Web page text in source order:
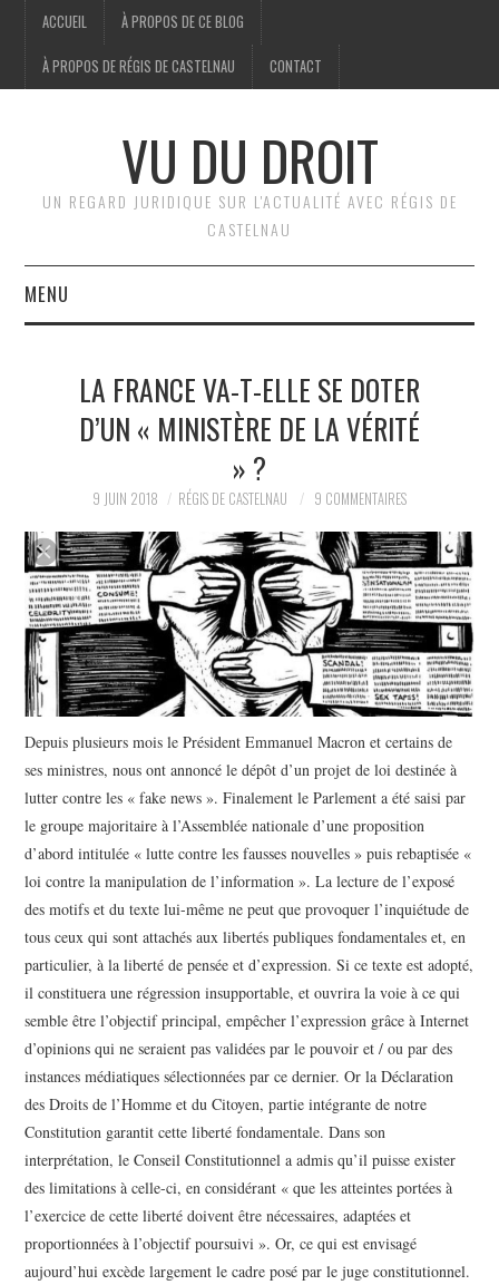
ACCUEIL À PROPOS DE CE BLOG
À PROPOS DE RÉGIS DE CASTELNAU CONTACT
VU DU DROIT
UN REGARD JURIDIQUE SUR L'ACTUALITÉ AVEC RÉGIS DE
CASTELNAU
MENU
BRÈVES
HISTOIRE
CULTURE
SPORT
LA FRANCE VA-T-ELLE SE DOTER
D’UN « MINISTÈRE DE LA VÉRITÉ
» ?
9 JUIN 2018 RÉGIS DE CASTELNAU 9 COMMENTAIRES
Depuis plusieurs mois le Président Emmanuel Macron et certains de
ses ministres, nous ont annoncé le dépôt d’un projet de loi destinée à
lutter contre les « fake news ». Finalement le Parlement a été saisi par
le groupe majoritaire à l’Assemblée nationale d’une proposition
d’abord intitulée « lutte contre les fausses nouvelles » puis rebaptisée «
loi contre la manipulation de l’information ». La lecture de l’exposé
des motifs et du texte lui-même ne peut que provoquer l’inquiétude de
tous ceux qui sont attachés aux libertés publiques fondamentales et, en
particulier, à la liberté de pensée et d’expression. Si ce texte est adopté,
il constituera une régression insupportable, et ouvrira la voie à ce qui
semble être l’objectif principal, empêcher l’expression grâce à Internet
d’opinions qui ne seraient pas validées par le pouvoir et / ou par des
instances médiatiques sélectionnées par ce dernier. Or la Déclaration
des Droits de l’Homme et du Citoyen, partie intégrante de notre
Constitution garantit cette liberté fondamentale. Dans son
interprétation, le Conseil Constitutionnel a admis qu’il puisse exister
des limitations à celle-ci, en considérant « que les atteintes portées à
l’exercice de cette liberté doivent être nécessaires, adaptées et
proportionnées à l’objectif poursuivi ». Or, ce qui est envisagé
aujourd’hui excède largement le cadre posé par le juge constitutionnel.